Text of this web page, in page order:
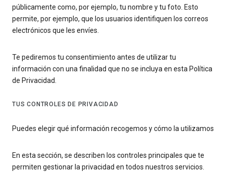
públicamente como, por ejemplo, tu nombre y tu foto. Esto
permite, por ejemplo, que los usuarios identifiquen los correos
electrónicos que les envíes.
Te pediremos tu consentimiento antes de utilizar tu
información con una finalidad que no se incluya en esta Política
de Privacidad.
TUS CONTROLES DE PRIVACIDAD
Puedes elegir qué información recogemos y cómo la utilizamos
En esta sección, se describen los controles principales que te
permiten gestionar la privacidad en todos nuestros servicios.